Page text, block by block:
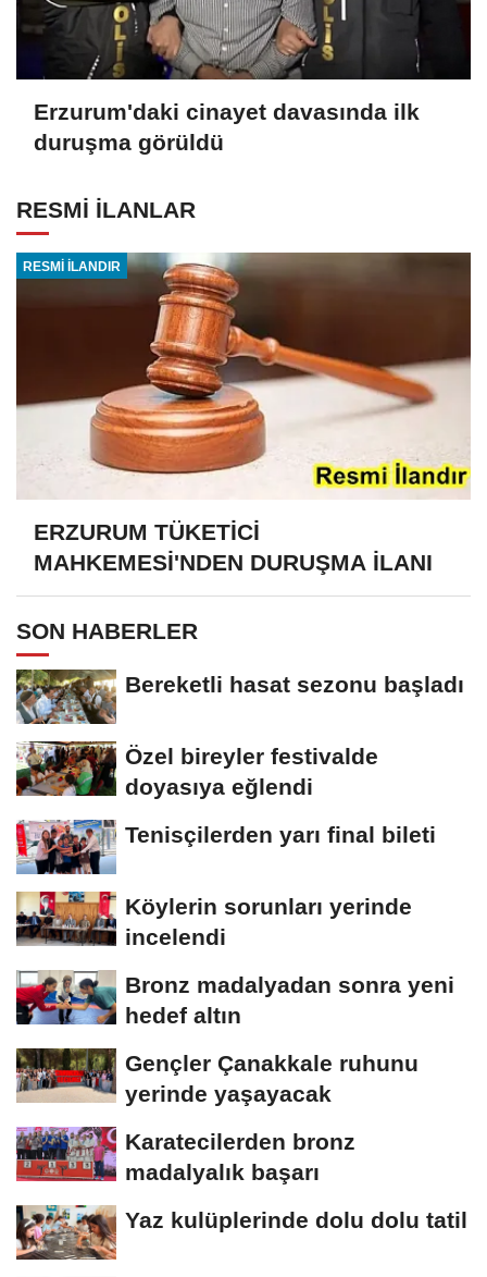
Erzurum'daki cinayet davasında ilk
duruşma görüldü
RESMİ İLANLAR
RESMİ İLANDIR
ERZURUM TÜKETİCİ
MAHKEMESİ'NDEN DURUŞMA İLANI
SON HABERLER
Bereketli hasat sezonu başladı
Özel bireyler festivalde
doyasıya eğlendi
Tenisçilerden yarı final bileti
Köylerin sorunları yerinde
incelendi
Bronz madalyadan sonra yeni
hedef altın
Gençler Çanakkale ruhunu
yerinde yaşayacak
Karatecilerden bronz
madalyalık başarı
Yaz kulüplerinde dolu dolu tatil